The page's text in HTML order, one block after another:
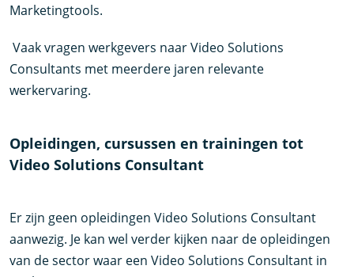
Marketingtools.
Vaak vragen werkgevers naar Video Solutions
Consultants met meerdere jaren relevante
werkervaring.
Opleidingen, cursussen en trainingen tot
Video Solutions Consultant
Er zijn geen opleidingen Video Solutions Consultant
aanwezig. Je kan wel verder kijken naar de opleidingen
van de sector waar een Video Solutions Consultant in